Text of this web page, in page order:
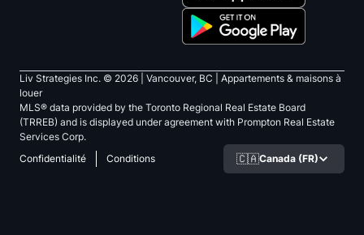
Liv Strategies Inc. © 2026 | Vancouver, BC |
Appartements & maisons à
louer
MLS® data provided by the Toronto Regional Real Estate Board
(TRREB) and is displayed under agreement with Prompton Real Estate
Services Corp.
Confidentialité
Conditions 🇨🇦Canada (FR)